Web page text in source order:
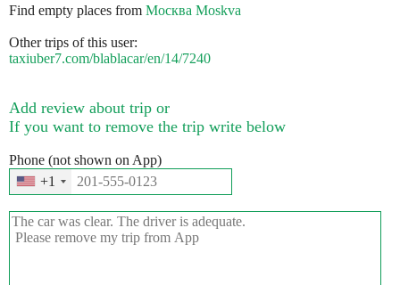
Find empty places from Москва Moskva
Other trips of this user:
taxiuber7.com/blablacar/en/14/7240
Add review about trip or
If you want to remove the trip write below
Phone (not shown on App)
+1